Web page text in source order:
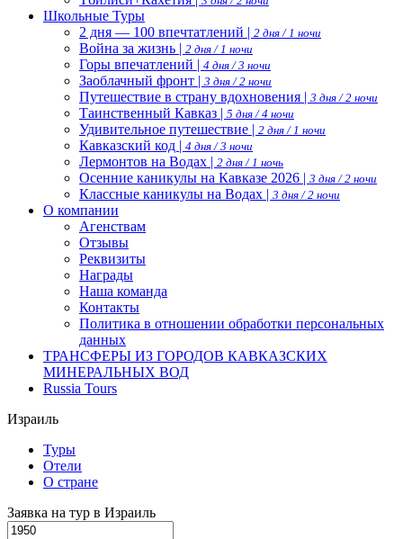
Школьные Туры
2 дня — 100 впечтатлений | 2 дня / 1 ночи
Война за жизнь | 2 дня / 1 ночи
Горы впечатлений | 4 дня / 3 ночи
Заоблачный фронт | 3 дня / 2 ночи
Путешествие в страну вдохновения | 3 дня / 2 ночи
Таинственный Кавказ | 5 дня / 4 ночи
Удивительное путешествие | 2 дня / 1 ночи
Кавказский код | 4 дня / 3 ночи
Лермонтов на Водах | 2 дня / 1 ночь
Осенние каникулы на Кавказе 2026 | 3 дня / 2 ночи
Классные каникулы на Водах | 3 дня / 2 ночи
О компании
Агенствам
Отзывы
Реквизиты
Награды
Наша команда
Контакты
Политика в отношении обработки персональных
данных
ТРАНСФЕРЫ ИЗ ГОРОДОВ КАВКАЗСКИХ
МИНЕРАЛЬНЫХ ВОД
Russia Tours
Израиль
Туры
Отели
О стране
Заявка на тур в Израиль